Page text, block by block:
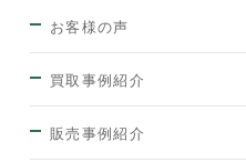
お客様の声
買取事例紹介
販売事例紹介